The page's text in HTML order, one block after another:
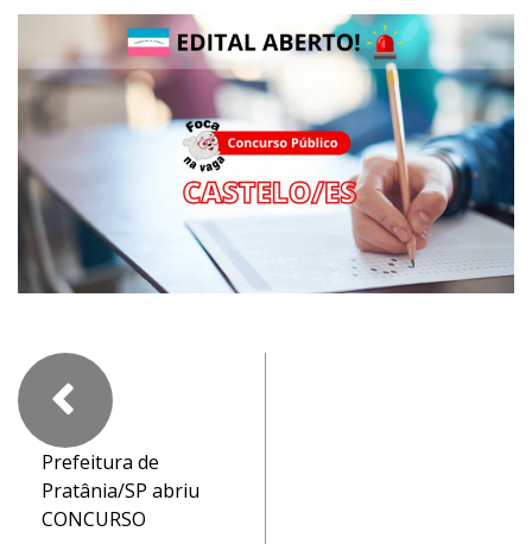
Prefeitura de
Pratânia/SP abriu
CONCURSO